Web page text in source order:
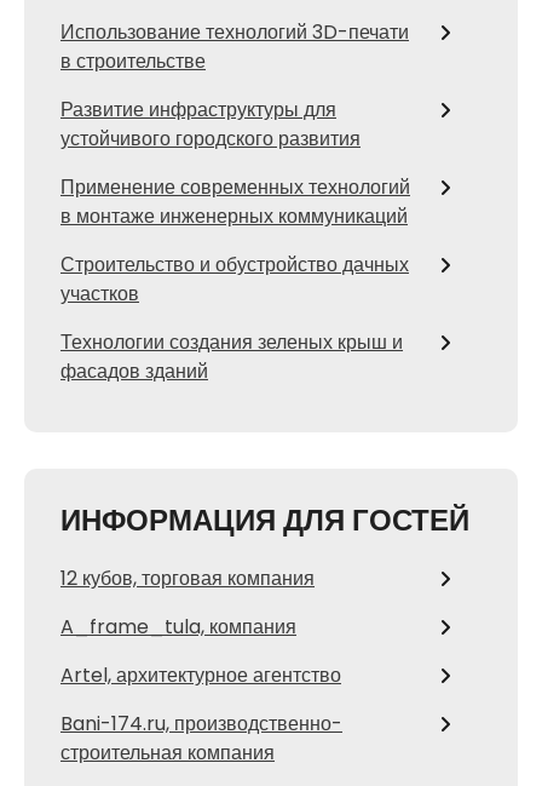
Использование технологий 3D-печати
в строительстве
Развитие инфраструктуры для
устойчивого городского развития
Применение современных технологий
в монтаже инженерных коммуникаций
Строительство и обустройство дачных
участков
Технологии создания зеленых крыш и
фасадов зданий
ИНФОРМАЦИЯ ДЛЯ ГОСТЕЙ
12 кубов, торговая компания
A_frame_tula, компания
Artel, архитектурное агентство
Bani-174.ru, производственно-
строительная компания